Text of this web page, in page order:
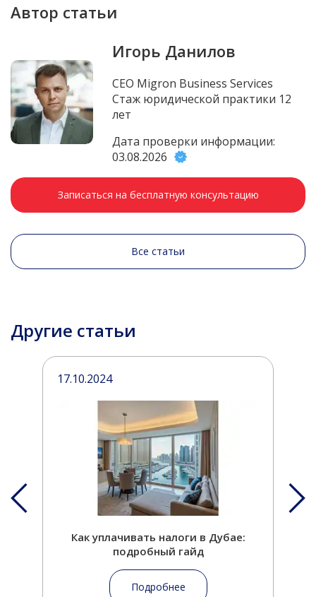
Автор статьи
Игорь Данилов
CEO Migron Business Services
Стаж юридической практики 12
лет
Дата проверки информации:
03.08.2026
Записаться на бесплатную консультацию
Все статьи
Другие статьи
17.10.2024
Как уплачивать налоги в Дубае:
подробный гайд
Подробнее